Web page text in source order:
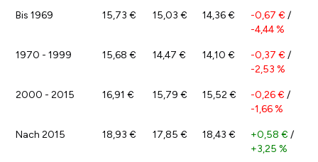
Bis 1969 15,73 € 15,03 € 14,36 € -0,67 € /
-4,44 %
1970 - 1999 15,68 € 14,47 € 14,10 € -0,37 € /
-2,53 %
2000 - 2015 16,91 € 15,79 € 15,52 € -0,26 € /
-1,66 %
Nach 2015 18,93 € 17,85 € 18,43 € +0,58 € /
+3,25 %